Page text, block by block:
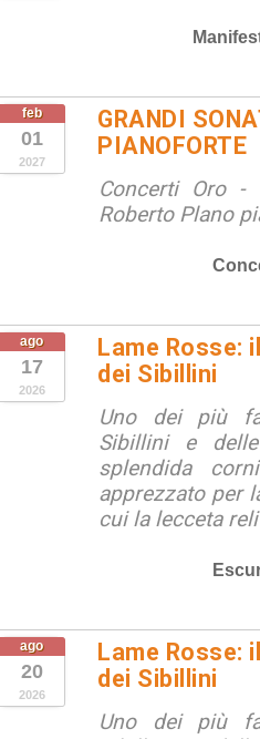
feb
01
2027
GRANDI
PIANOFORTE
Concerti Oro -
Roberto Plano
ago
17
2026
Lame Rosse:
dei Sibillini
Uno dei più
Sibillini e
splendida
apprezzato per
cui la lecceta
ago
20
2026
Lame Rosse:
dei Sibillini
Uno dei più